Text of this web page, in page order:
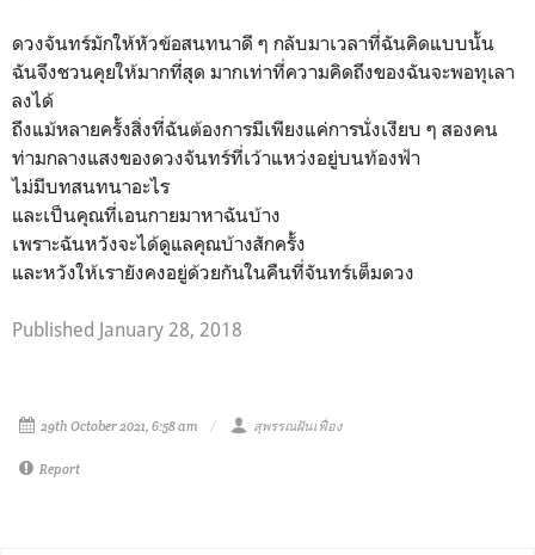
ดวงจันทร์มักให้หัวข้อสนทนาดี ๆ กลับมาเวลาที่ฉันคิดแบบนั้น
ฉันจึงชวนคุยให้มากที่สุด มากเท่าที่ความคิดถึงของฉันจะพอทุเลา
ลงได้
ถึงแม้หลายครั้งสิ่งที่ฉันต้องการมีเพียงแค่การนั่งเงียบ ๆ สองคน
ท่ามกลางแสงของดวงจันทร์ที่เว้าแหว่งอยู่บนท้องฟ้า
ไม่มีบทสนทนาอะไร
และเป็นคุณที่เอนกายมาหาฉันบ้าง
เพราะฉันหวังจะได้ดูแลคุณบ้างสักครั้ง
และหวังให้เรายังคงอยู่ด้วยกันในคืนที่จันทร์เต็มดวง
Published January 28, 2018
29th October 2021, 6:58 am สุพรรณฝันเฟื่อง
Report